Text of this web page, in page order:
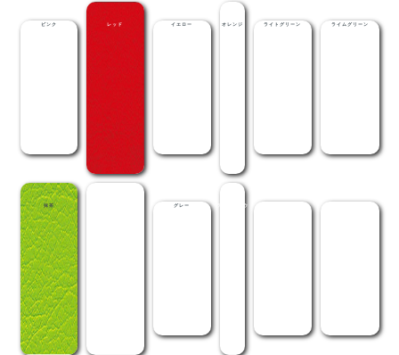
ピンク レッド イエロー オレンジ ライトグリーン ライムグリーン
抹茶 グレー ライトブラウン